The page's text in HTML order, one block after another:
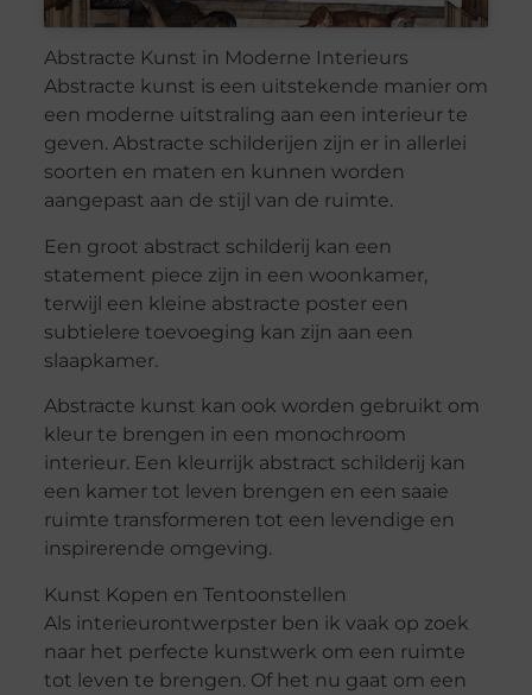
Abstracte Kunst in Moderne Interieurs
Abstracte kunst is een uitstekende manier om
een moderne uitstraling aan een interieur te
geven. Abstracte schilderijen zijn er in allerlei
soorten en maten en kunnen worden
aangepast aan de stijl van de ruimte.
Een groot abstract schilderij kan een
statement piece zijn in een woonkamer,
terwijl een kleine abstracte poster een
subtielere toevoeging kan zijn aan een
slaapkamer.
Abstracte kunst kan ook worden gebruikt om
kleur te brengen in een monochroom
interieur. Een kleurrijk abstract schilderij kan
een kamer tot leven brengen en een saaie
ruimte transformeren tot een levendige en
inspirerende omgeving.
Kunst Kopen en Tentoonstellen
Als interieurontwerpster ben ik vaak op zoek
naar het perfecte kunstwerk om een ruimte
tot leven te brengen. Of het nu gaat om een